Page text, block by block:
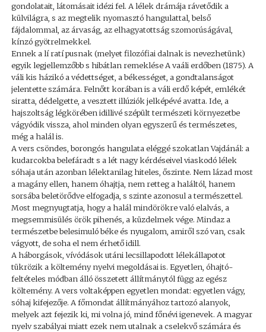
gondolatait, látomásait idézi fel. A lélek drámája rávetődik a
külvilágra, s az megtelik nyomasztó hangulattal, belső
fájdalommal, az árvaság, az elhagyatottság szomorúságával,
kínzó gyötrelmekkel.
Ennek a lí ratí pusnak (melyet filozófiai dalnak is nevezhetünk)
egyik legjellemzőbb s hibátlan remeklése A vaáli erdőben (1875). A
váli kis házikó a védettséget, a békességet, a gondtalanságot
jelentette számára. Felnőtt korában is a váli erdő képét, emlékét
siratta, dédelgette, a vesztett illúziók jelképévé avatta. Ide, a
hajszoltság légkörében idillivé szépült természeti környezetbe
vágyódik vissza, ahol minden olyan egyszerű és természetes,
még a halál is.
A vers csöndes, borongós hangulata eléggé szokatlan Vajdánál: a
kudarcokba belefáradt s a lét nagy kérdéseivel viaskodó lélek
sóhaja után azonban lélektanilag hiteles, őszinte. Nem lázad most
a magány ellen, hanem óhajtja, nem retteg a haláltól, hanem
sorsába beletörődve elfogadja, s szinte azonosul a természettel.
Most megnyugtatja, hogy a halál mindörökre való elalvás, a
megsemmisülés örök pihenés, a küzdelmek vége. Mindaz a
természetbe belesimuló béke és nyugalom, amiről szó van, csak
vágyott, de soha el nem érhető idill.
A háborgások, vívódások utáni lecsillapodott lélekállapotot
tükrözik a költemény nyelvi megoldásai is. Egyetlen, óhajtó-
feltételes módban álló összetett állítmánytól függ az egész
költemény. A vers voltaképpen egyetlen mondat: egyetlen vágy,
sóhaj kifejezője. A főmondat állítmányához tartozó alanyok,
melyek azt fejezik ki, mi volna jó, mind főnévi igenevek. A magyar
nyelv szabályai miatt ezek nem utalnak a cselekvő számára és